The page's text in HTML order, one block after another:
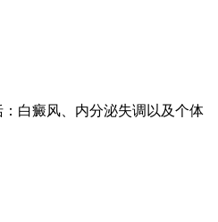
白癜风、内分泌失调以及个体